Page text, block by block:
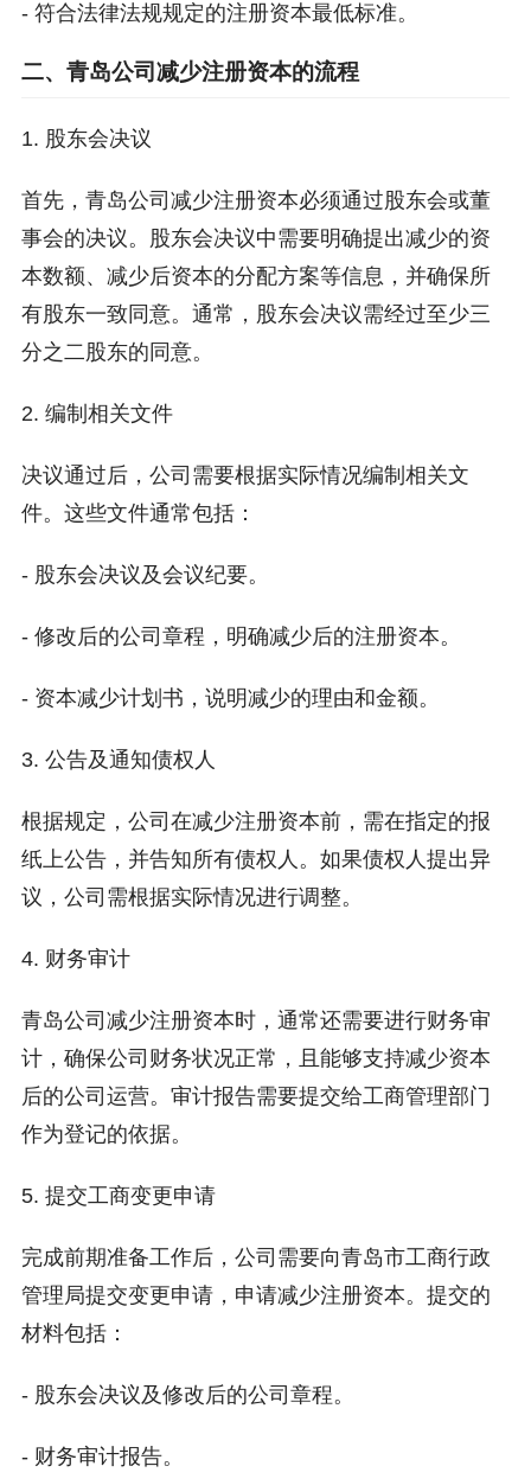
- 符合法律法规规定的注册资本最低标准。
二、青岛公司减少注册资本的流程
1. 股东会决议
首先，青岛公司减少注册资本必须通过股东会或董
事会的决议。股东会决议中需要明确提出减少的资
本数额、减少后资本的分配方案等信息，并确保所
有股东一致同意。通常，股东会决议需经过至少三
分之二股东的同意。
2. 编制相关文件
决议通过后，公司需要根据实际情况编制相关文
件。这些文件通常包括：
- 股东会决议及会议纪要。
- 修改后的公司章程，明确减少后的注册资本。
- 资本减少计划书，说明减少的理由和金额。
3. 公告及通知债权人
根据规定，公司在减少注册资本前，需在指定的报
纸上公告，并告知所有债权人。如果债权人提出异
议，公司需根据实际情况进行调整。
4. 财务审计
青岛公司减少注册资本时，通常还需要进行财务审
计，确保公司财务状况正常，且能够支持减少资本
后的公司运营。审计报告需要提交给工商管理部门
作为登记的依据。
5. 提交工商变更申请
完成前期准备工作后，公司需要向青岛市工商行政
管理局提交变更申请，申请减少注册资本。提交的
材料包括：
- 股东会决议及修改后的公司章程。
- 财务审计报告。